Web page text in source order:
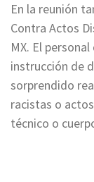
En la reunión
Contra Actos
MX. El
instrucción de
sorprendido
racistas o
técnico o